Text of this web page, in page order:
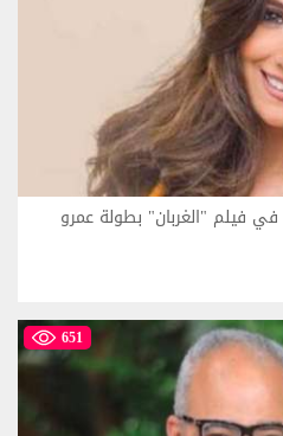
فيلم "الغربان" بطولة عمرو
651